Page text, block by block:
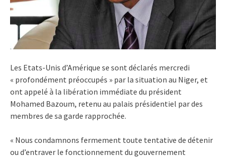
Les Etats-Unis d’Amérique se sont déclarés mercredi
« profondément préoccupés » par la situation au Niger, et
ont appelé à la libération immédiate du président
Mohamed Bazoum, retenu au palais présidentiel par des
membres de sa garde rapprochée.
« Nous condamnons fermement toute tentative de détenir
ou d’entraver le fonctionnement du gouvernement